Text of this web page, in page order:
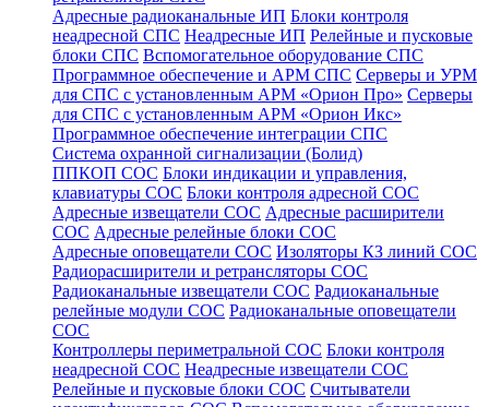
Адресные радиоканальные ИП Блоки контроля
неадресной СПС Неадресные ИП Релейные и пусковые
блоки СПС Вспомогательное оборудование СПС
Программное обеспечение и АРМ СПС Серверы и УРМ
для СПС с установленным АРМ «Орион Про» Серверы
для СПС с установленным АРМ «Орион Икс»
Программное обеспечение интеграции СПС
Система охранной сигнализации (Болид)
ППКОП СОС Блоки индикации и управления,
клавиатуры СОС Блоки контроля адресной СОС
Адресные извещатели СОС Адресные расширители
СОС Адресные релейные блоки СОС
Адресные оповещатели СОС Изоляторы КЗ линий СОС
Радиорасширители и ретрансляторы СОС
Радиоканальные извещатели СОС Радиоканальные
релейные модули СОС Радиоканальные оповещатели
СОС
Контроллеры периметральной СОС Блоки контроля
неадресной СОС Неадресные извещатели СОС
Релейные и пусковые блоки СОС Считыватели